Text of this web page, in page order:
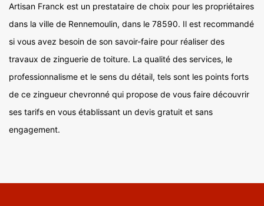
Artisan Franck est un prestataire de choix pour les propriétaires
dans la ville de Rennemoulin, dans le 78590. Il est recommandé
si vous avez besoin de son savoir-faire pour réaliser des
travaux de zinguerie de toiture. La qualité des services, le
professionnalisme et le sens du détail, tels sont les points forts
de ce zingueur chevronné qui propose de vous faire découvrir
ses tarifs en vous établissant un devis gratuit et sans
engagement.